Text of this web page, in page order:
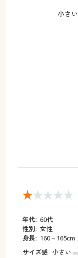
小さい
年代: 60代
性別: 女性
身長: 160～165cm
サイズ感 小さい